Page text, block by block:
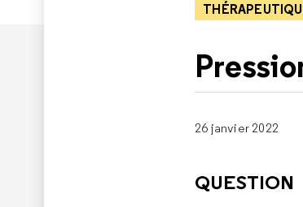
26 janvier 2022
QUESTION